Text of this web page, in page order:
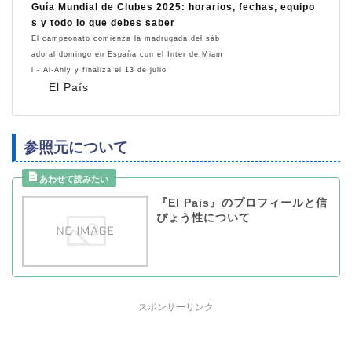
El País
Guía Mundial de Clubes 2025: horarios, fechas, equipo
s y todo lo que debes saber
El campeonato comienza la madrugada del sáb
ado al domingo en España con el Inter de Miam
i - Al-Ahly y finaliza el 13 de julio
参照元について
『El Pais』のプロフィールと信
ぴょう性について
スポンサーリンク